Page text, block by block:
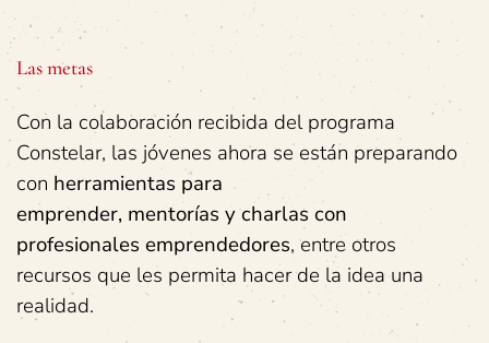
Las metas
Con la colaboración recibida del programa
Constelar, las jóvenes ahora se están preparando
con herramientas para
emprender, mentorías ycharlas con
profesionales emprendedores, entre otros
recursos que les permita hacer de la idea una
realidad.